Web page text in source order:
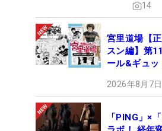
14
宮里道場【
スン編】第
ール&ギュッ
2026年8月7
「PING」×